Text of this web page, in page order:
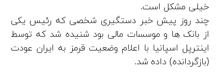
خیلی مشکل است.
چند روز پیش خبر دستگیری شخصی که رئیس یکی
از بانک ها و موسسات مالی بود شنیده شد که توسط
اینترپل اسپانیا با اعلام وضعیت قرمز به ایران عودت
(بازگردانده) داده شد.